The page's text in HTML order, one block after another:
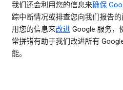
我们还会利用您的信息来确保
踪中断情况或排查您向我们报告
用您的信息来改进 Google 服务，
常拼错有助于我们改进所有
能。